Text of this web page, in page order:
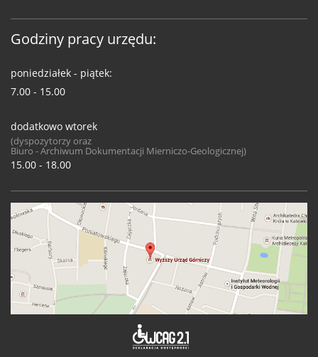
Godziny pracy urzędu:
poniedziałek - piątek:
7.00 - 15.00
dodatkowo wtorek
(dyspozytorzy oraz
Biuro - Archiwum Dokumentacji Mierniczo-Geologicznej)
15.00 - 18.00